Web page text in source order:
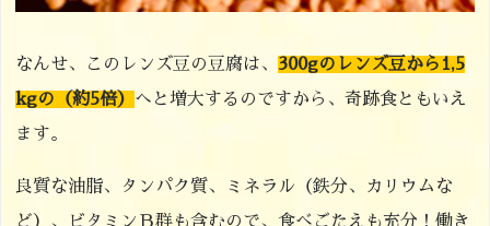
なんせ、このレンズ豆の豆腐は、 300gのレンズ豆から1,5
kgの（約5倍） へと増大するのですから、奇跡食ともいえ
ます。
良質な油脂、タンパク質、ミネラル（鉄分、カリウムな
ど）、ビタミンＢ群も含むので、食べごたえも充分！働き